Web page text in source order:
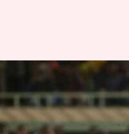
భారీ సిక్సర్‌తో
చైన్నై ఫ్యాన్స్
వ్రాసిన వారు Jayachandra Akuri